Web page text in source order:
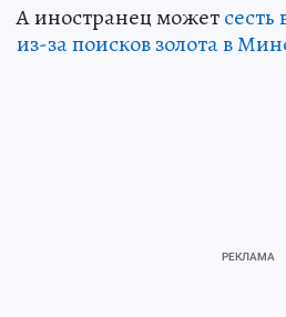
А иностранец можетсесть
из-за поисков золота в